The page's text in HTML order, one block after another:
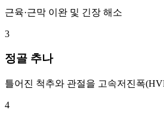
근육·근막 이완 및 긴장 해소
3
정골 추나
틀어진 척추와 관절을 고속저진폭
4